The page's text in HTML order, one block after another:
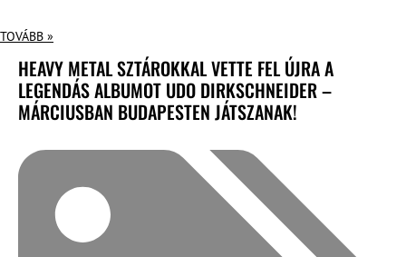
TOVÁBB »
HEAVY METAL SZTÁROKKAL VETTE FEL ÚJRA A
LEGENDÁS ALBUMOT UDO DIRKSCHNEIDER –
MÁRCIUSBAN BUDAPESTEN JÁTSZANAK!